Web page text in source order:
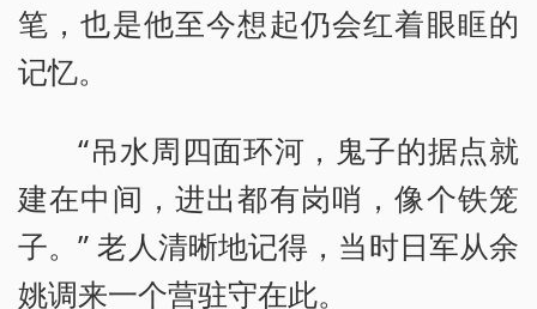
笔，也是他至今想起仍会红着眼眶的
记忆。
“吊水周四面环河，鬼子的据点就
建在中间，进出都有岗哨，像个铁笼
子。” 老人清晰地记得，当时日军从余
姚调来一个营驻守在此。